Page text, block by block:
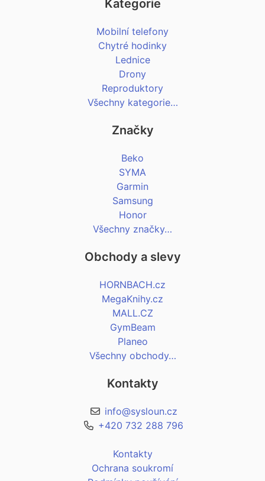
Kategorie
Mobilní telefony
Chytré hodinky
Lednice
Drony
Reproduktory
Všechny kategorie…
Značky
Beko
SYMA
Garmin
Samsung
Honor
Všechny značky…
Obchody a slevy
HORNBACH.cz
MegaKnihy.cz
MALL.CZ
GymBeam
Planeo
Všechny obchody…
Kontakty
info@sysloun.cz
+420 732 288 796
Kontakty
Ochrana soukromí